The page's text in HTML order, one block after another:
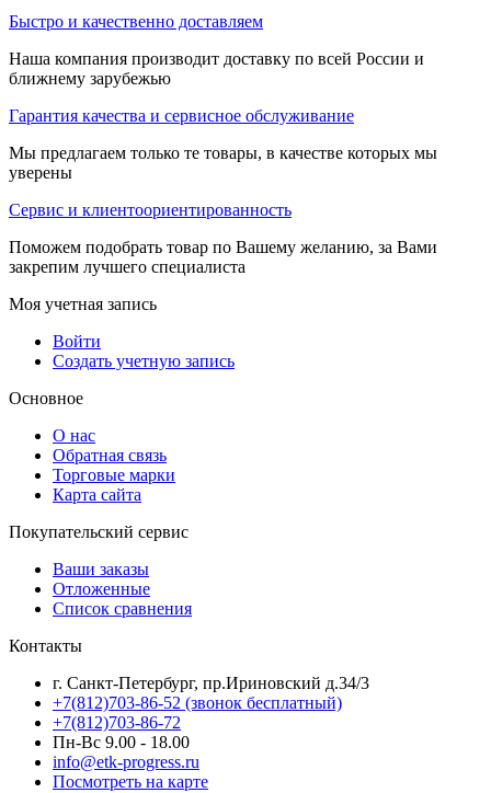
Быстро и качественно доставляем
Наша компания производит доставку по всей России и
ближнему зарубежью
Гарантия качества и сервисное обслуживание
Мы предлагаем только те товары, в качестве которых мы
уверены
Сервис и клиентоориентированность
Поможем подобрать товар по Вашему желанию, за Вами
закрепим лучшего специалиста
Моя учетная запись
Войти
Создать учетную запись
Основное
О нас
Обратная связь
Торговые марки
Карта сайта
Покупательский сервис
Ваши заказы
Отложенные
Список сравнения
Контакты
г. Санкт-Петербург, пр.Ириновский д.34/3
+7(812)703-86-52 (звонок бесплатный)
+7(812)703-86-72
Пн-Вс 9.00 - 18.00
info@etk-progress.ru
Посмотреть на карте